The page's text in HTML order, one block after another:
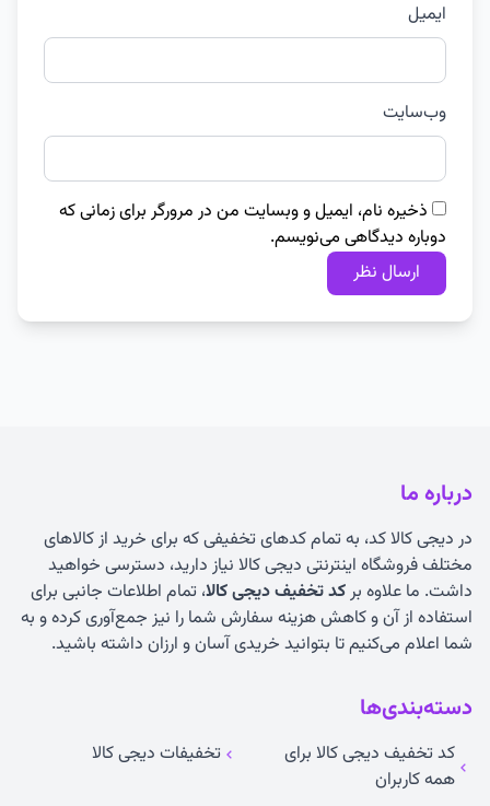
ایمیل
وب‌سایت
ذخیره نام، ایمیل و وبسایت من در مرورگر برای زمانی که
دوباره دیدگاهی می‌نویسم.
درباره ما
در دیجی کالا کد، به تمام کدهای تخفیفی که برای خرید از کالاهای
مختلف فروشگاه اینترنتی دیجی کالا نیاز دارید، دسترسی خواهید
داشت. ما علاوه برکد تخفیف دیجی کالا، تمام اطلاعات جانبی برای
استفاده از آن و کاهش هزینه سفارش شما را نیز جمع‌آوری کرده و به
شما اعلام می‌کنیم تا بتوانید خریدی آسان و ارزان داشته باشید.
دسته‌بندی‌ها
کد تخفیف دیجی کالا برای
همه کاربران
تخفیفات دیجی کالا